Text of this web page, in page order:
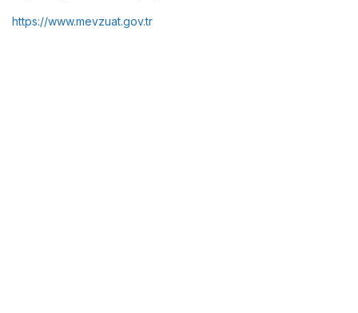
https://www.mevzuat.gov.tr